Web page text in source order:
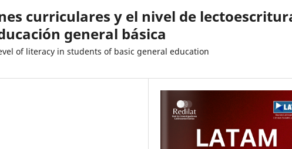
curriculares y el nivel de
general básica
of literacy in students of basic general education